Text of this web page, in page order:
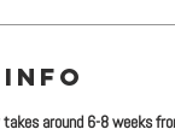
around 6-8 weeks